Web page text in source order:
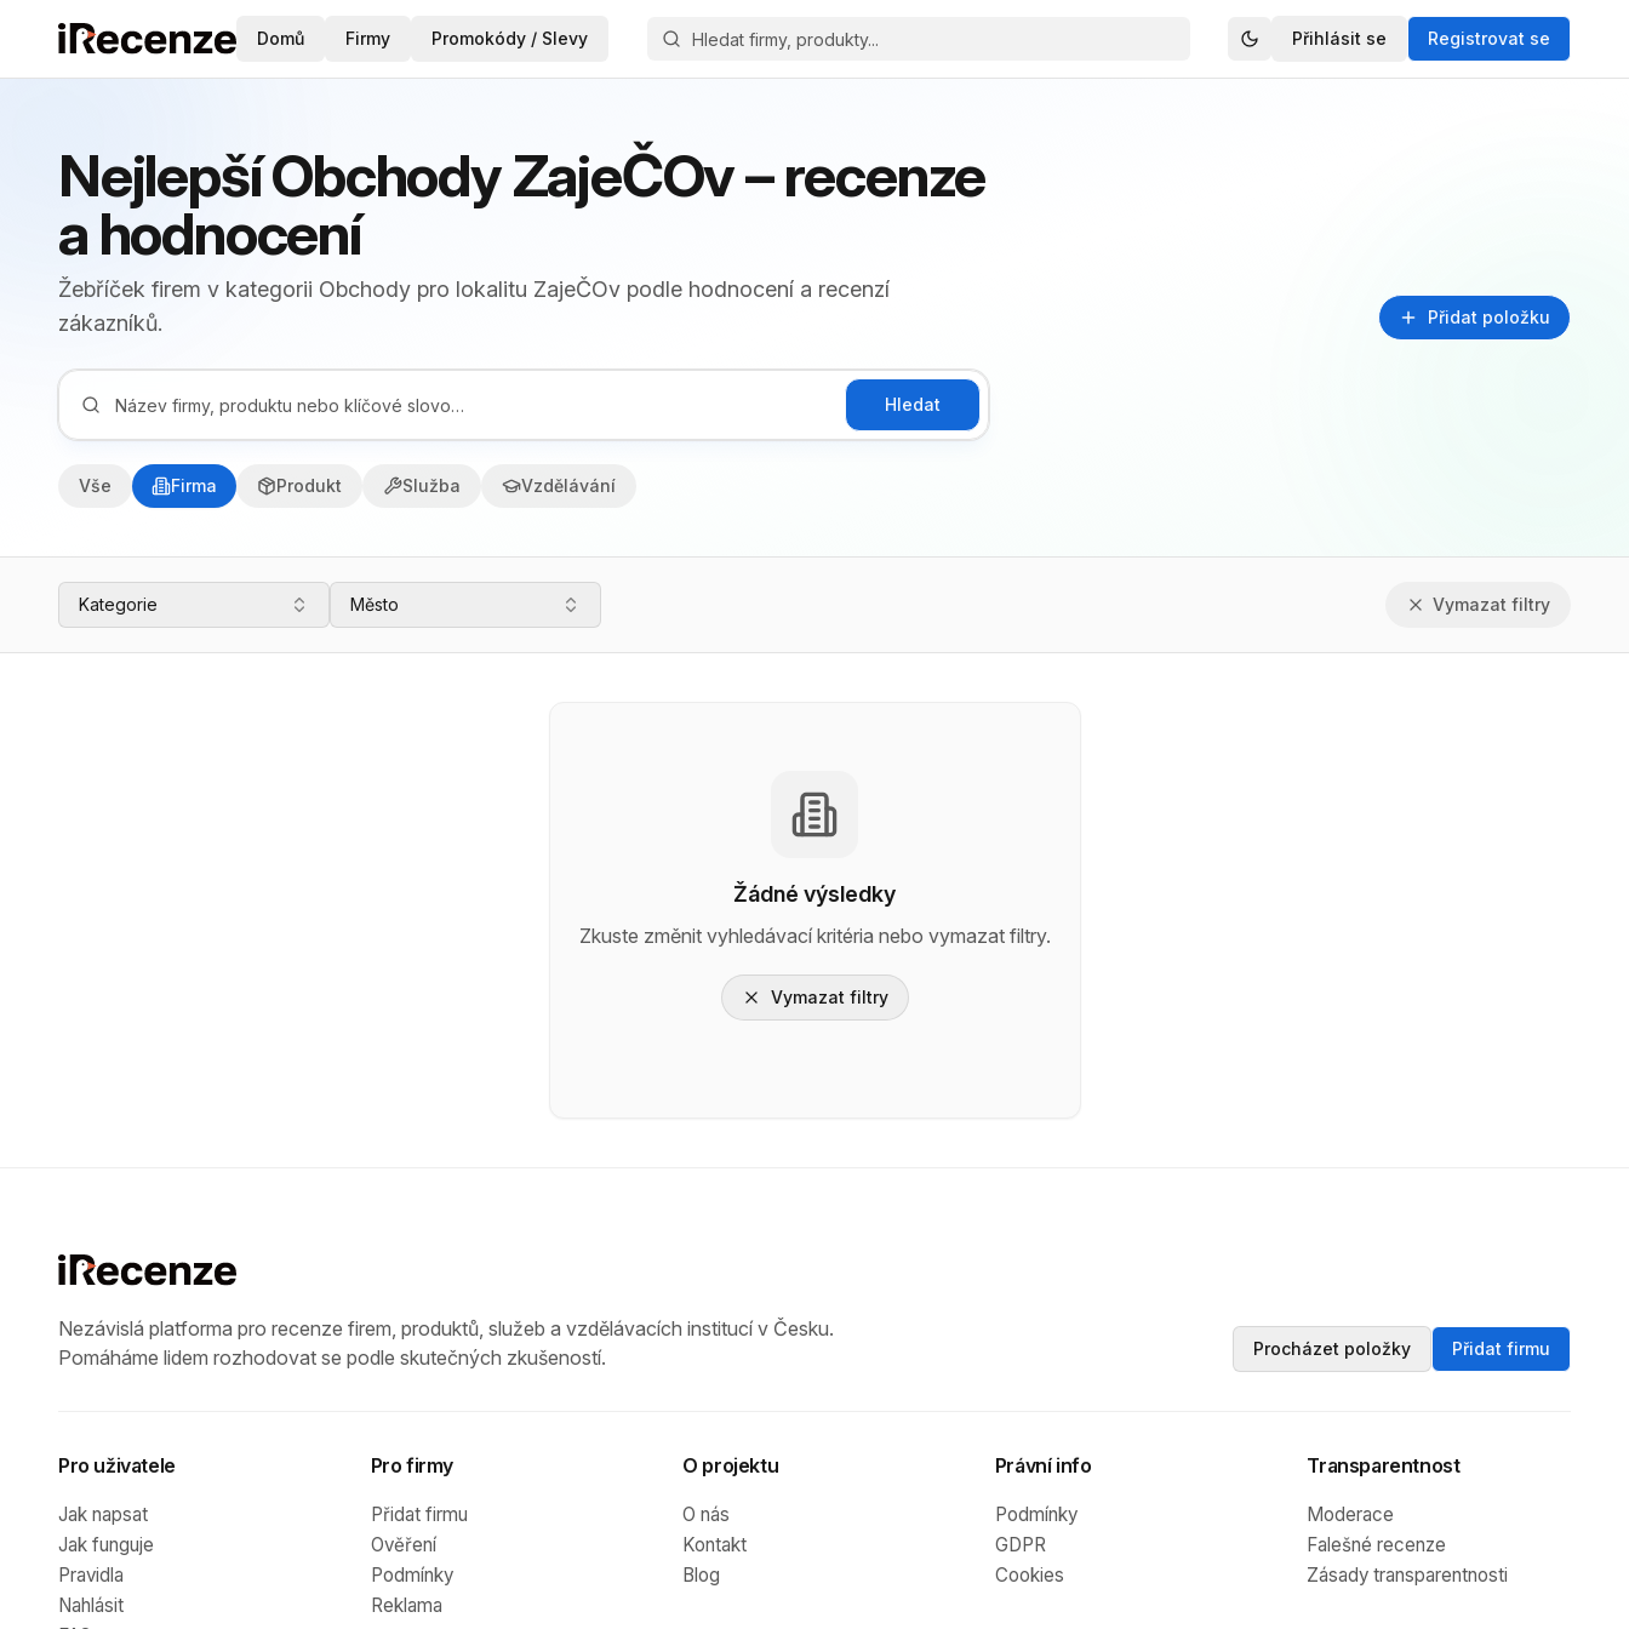
Domů Firmy Promokódy / Slevy Přihlásit se Registrovat se
Nejlepší Obchody ZajeČOv – recenze
a hodnocení
Žebříček firem v kategorii Obchody pro lokalitu ZajeČOv podle hodnocení a recenzí
zákazníků.
Přidat položku
Hledat
Vše Firma Produkt Služba Vzdělávání
Kategorie Město Vymazat filtry
Žádné výsledky
Zkuste změnit vyhledávací kritéria nebo vymazat filtry.
Vymazat filtry
Nezávislá platforma pro recenze firem, produktů, služeb a vzdělávacích institucí v Česku.
Pomáháme lidem rozhodovat se podle skutečných zkušeností.
Procházet položky Přidat firmu
Pro uživatele
Jak napsat
Jak funguje
Pravidla
Nahlásit
Pro firmy
Přidat firmu
Ověření
Podmínky
Reklama
O projektu
O nás
Kontakt
Blog
Právní info
Podmínky
GDPR
Cookies
Transparentnost
Moderace
Falešné recenze
Zásady transparentnosti